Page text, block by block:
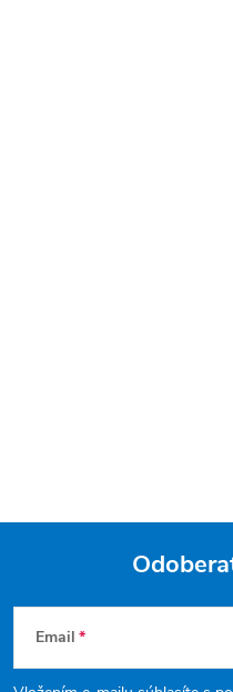
Z
á
Email